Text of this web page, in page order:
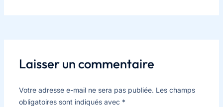
Laisser un commentaire
Votre adresse e-mail ne sera pas publiée. Les champs
obligatoires sont indiqués avec *